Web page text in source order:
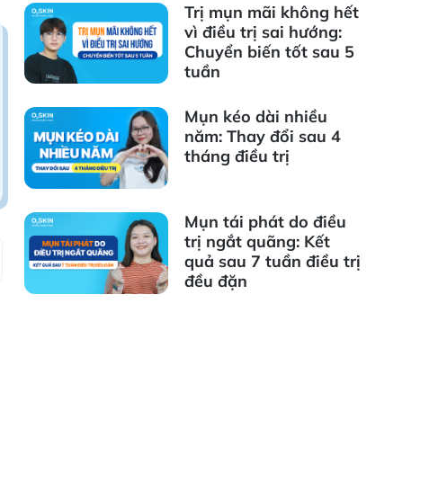
Trị mụn mãi không hết
vì điều trị sai hướng:
Chuyển biến tốt sau 5
tuần
Mụn kéo dài nhiều
năm: Thay đổi sau 4
tháng điều trị
Mụn tái phát do điều
trị ngắt quãng: Kết
quả sau 7 tuần điều trị
đều đặn